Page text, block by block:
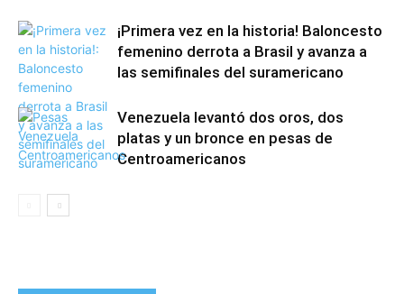
¡Primera vez en la historia! Baloncesto
femenino derrota a Brasil y avanza a
las semifinales del suramericano
Venezuela levantó dos oros, dos
platas y un bronce en pesas de
Centroamericanos